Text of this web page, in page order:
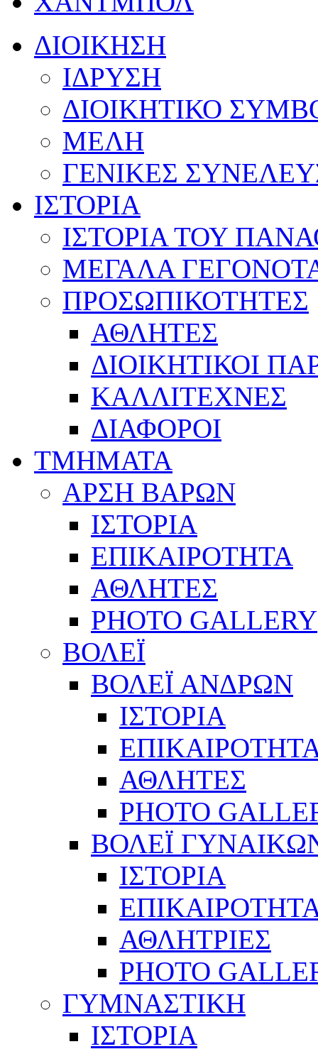
ΔΙΟΙΚΗΣΗ
ΙΔΡΥΣΗ
ΔΙΟΙΚΗΤΙΚΟ
ΜΕΛΗ
ΓΕΝΙΚΕΣ
ΙΣΤΟΡΙΑ
ΙΣΤΟΡΙΑ ΤΟΥ
ΜΕΓΑΛΑ
ΠΡΟΣΩΠΙΚΟΤΗΤΕΣ
ΑΘΛΗΤΕΣ
ΔΙΟΙΚΗΤΙΚΟΙ
ΚΑΛΛΙΤΕΧΝΕΣ
ΔΙΑΦΟΡΟΙ
ΤΜΗΜΑΤΑ
ΑΡΣΗ ΒΑΡΩΝ
ΙΣΤΟΡΙΑ
ΕΠΙΚΑΙΡΟΤΗΤΑ
ΑΘΛΗΤΕΣ
PHOTO GALLERY
ΒΟΛΕΪ
ΒΟΛΕΪ ΑΝΔΡΩΝ
ΙΣΤΟΡΙΑ
ΑΘΛΗΤΕΣ
PHOTO
ΒΟΛΕΪ
ΙΣΤΟΡΙΑ
ΑΘΛΗΤΡΙΕΣ
PHOTO
ΓΥΜΝΑΣΤΙΚΗ
ΙΣΤΟΡΙΑ